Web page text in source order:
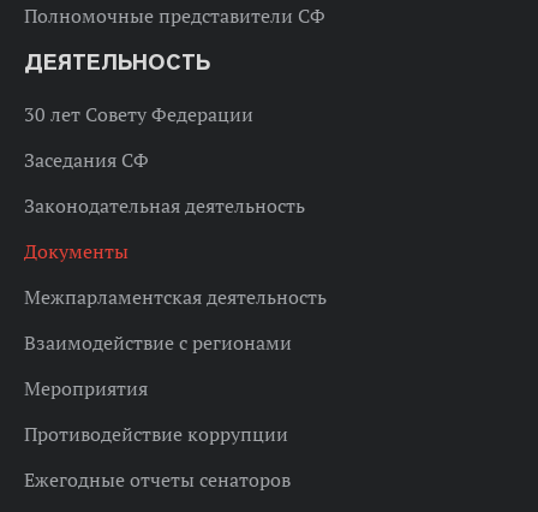
Полномочные представители СФ
ДЕЯТЕЛЬНОСТЬ
30 лет Совету Федерации
Заседания СФ
Законодательная деятельность
Документы
Межпарламентская деятельность
Взаимодействие с регионами
Мероприятия
Противодействие коррупции
Ежегодные отчеты сенаторов